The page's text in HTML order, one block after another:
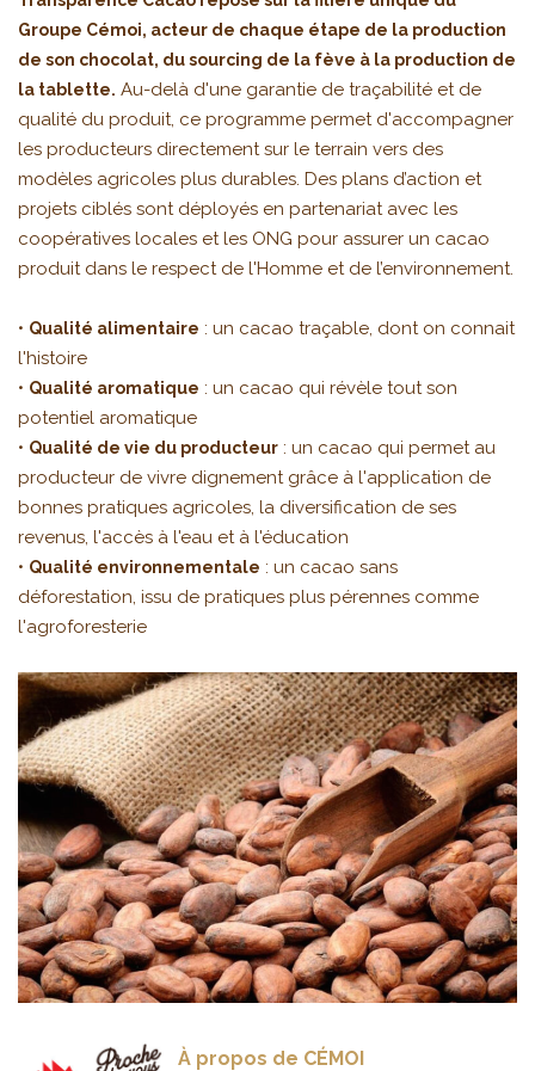
Groupe Cémoi, acteur de chaque étape de la production
de son chocolat, du sourcing de la fève à la production de
la tablette. Au-delà d'une garantie de traçabilité et de
qualité du produit, ce programme permet d'accompagner
les producteurs directement sur le terrain vers des
modèles agricoles plus durables. Des plans d’action et
projets ciblés sont déployés en partenariat avec les
coopératives locales et les ONG pour assurer un cacao
produit dans le respect de l'Homme et de l’environnement.
• Qualité alimentaire : un cacao traçable, dont on connait
l'histoire
• Qualité aromatique : un cacao qui révèle tout son
potentiel aromatique
• Qualité de vie du producteur : un cacao qui permet au
producteur de vivre dignement grâce à l'application de
bonnes pratiques agricoles, la diversification de ses
revenus, l'accès à l'eau et à l'éducation
• Qualité environnementale : un cacao sans
déforestation, issu de pratiques plus pérennes comme
l'agroforesterie
À propos de CÉMOI